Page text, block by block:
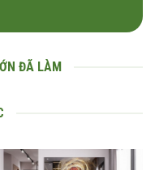
ĐÃ LÀM